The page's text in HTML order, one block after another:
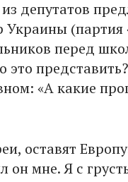
депутатов
Украины (партия
перед
это
«А какие
оставят
он мне. Я с